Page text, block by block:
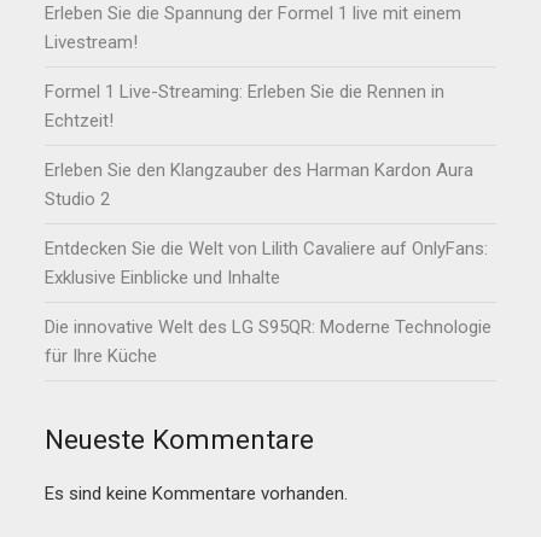
Erleben Sie die Spannung der Formel 1 live mit einem
Livestream!
Formel 1 Live-Streaming: Erleben Sie die Rennen in
Echtzeit!
Erleben Sie den Klangzauber des Harman Kardon Aura
Studio 2
Entdecken Sie die Welt von Lilith Cavaliere auf OnlyFans:
Exklusive Einblicke und Inhalte
Die innovative Welt des LG S95QR: Moderne Technologie
für Ihre Küche
Neueste Kommentare
Es sind keine Kommentare vorhanden.